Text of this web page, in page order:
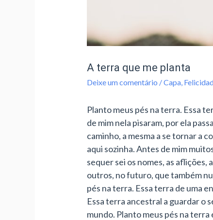
A terra que me planta
Deixe um comentário /Capa,
Planto meus pés na terra. Essa
de mim nela pisaram, por ela
caminho, a mesma a se tornar a
aqui sozinha. Antes de mim
sequer sei os nomes, as aflições,
outros, no futuro, que também
pés na terra. Essa terra de uma
Essa terra ancestral a guardar o
mundo. Planto meus pés na terra